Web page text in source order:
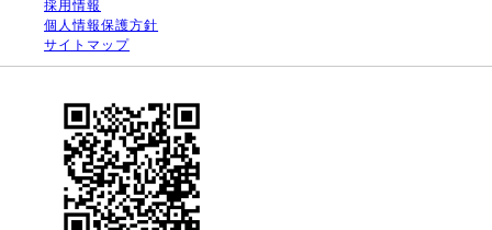
採用情報
個人情報保護方針
サイトマップ